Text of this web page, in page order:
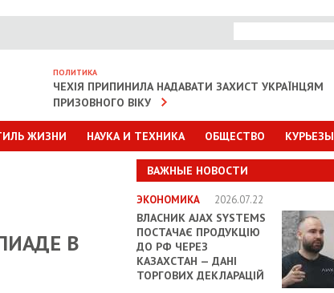
ПОЛИТИКА
ЧЕХІЯ ПРИПИНИЛА НАДАВАТИ ЗАХИСТ УКРАЇНЦЯМ
ПРИЗОВНОГО ВІКУ
ЖИЗНИ НАУКА И ТЕХНИКА ОБЩЕСТВО КУРЬЕЗЫ
ВАЖНЫЕ НОВОСТИ
ЭКОНОМИКА 2026.07.22
ВЛАСНИК AJAX SYSTEMS
ПОСТАЧАЄ ПРОДУКЦІЮ
ДО РФ ЧЕРЕЗ
КАЗАХСТАН — ДАНІ
ТОРГОВИХ ДЕКЛАРАЦІЙ
В